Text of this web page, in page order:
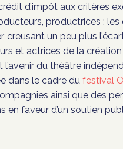
d’impôt aux critères
productrices : les
creusant un peu plus
et actrices de la
l’avenir du théâtre
dans le cadre du festival
ainsi que des
en faveur d’un soutien